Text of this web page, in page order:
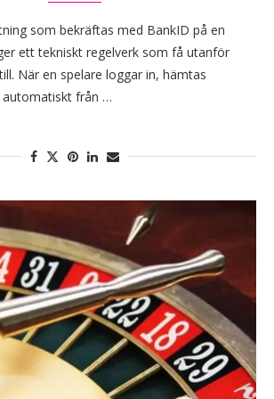
som bekräftas med BankID på en
ett tekniskt regelverk som få utanför
När en spelare loggar in, hämtas
från …